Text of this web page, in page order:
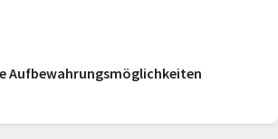
Aufbewahrungsmöglichkeiten